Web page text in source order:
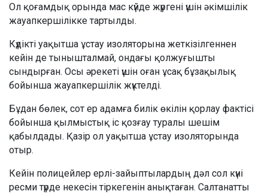
Ол қоғамдық орында мас күйде жүргені үшін әкімшілік
жауапкершілікке тартылды.
Күдікті уақытша ұстау изоляторына жеткізілгеннен
кейін де тынышталмай, ондағы қолжуғышты
сындырған. Осы әрекеті үшін оған ұсақ бұзақылық
бойынша жауапкершілік жүктелді.
Бұдан бөлек, сот ер адамға билік өкілін қорлау фактісі
бойынша қылмыстық іс қозғау туралы шешім
қабылдады. Қазір ол уақытша ұстау изоляторында
отыр.
Кейін полицейлер ерлі-зайыптылардың дәл сол күні
ресми түрде некесін тіркегенін анықтаған. Салтанатты